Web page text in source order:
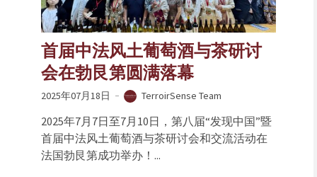
首届中法风土葡萄酒与茶研讨
会在勃艮第圆满落幕
2025年07月18日 TerroirSense Team
2025年7月7日至7月10日，第八届“发现中国”暨
首届中法风土葡萄酒与茶研讨会和交流活动在
法国勃艮第成功举办！...